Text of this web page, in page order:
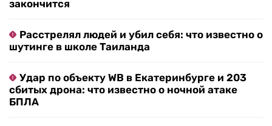
закончится
Расстрелял людей и убил себя: что известно о
шутинге в школе Таиланда
Удар по объекту WB в Екатеринбурге и 203
сбитых дрона: что известно о ночной атаке
БПЛА